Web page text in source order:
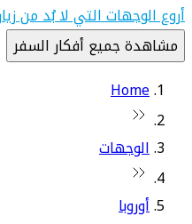
أروع الوجهات التي لا بُد من
مشاهدة جميع أفكار السفر
Home
الوجهات
أوروبا